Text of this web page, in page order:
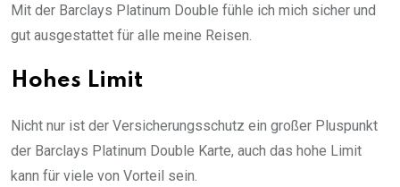
Mit der Barclays Platinum Double fühle ich mich sicher und
gut ausgestattet für alle meine Reisen.
Hohes Limit
Nicht nur ist der Versicherungsschutz ein großer Pluspunkt
der Barclays Platinum Double Karte, auch das hohe Limit
kann für viele von Vorteil sein.